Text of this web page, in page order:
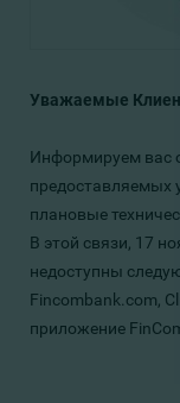
Уважаемые
Информируем вас
предоставляемых
плановые
В этой связи, 17
недоступны
Fincombank.com,
приложение